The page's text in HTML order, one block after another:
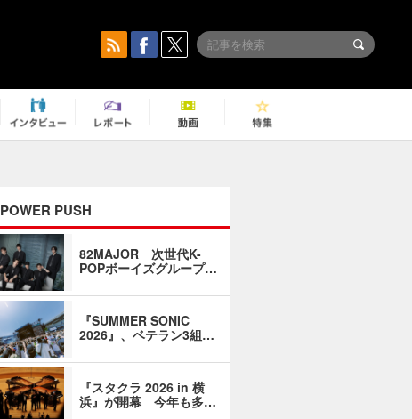
POWER PUSH
82MAJOR 次世代K-
POPボーイズグループ…
『SUMMER SONIC
2026』、ベテラン3組…
『スタクラ 2026 in 横
浜』が開幕 今年も多…